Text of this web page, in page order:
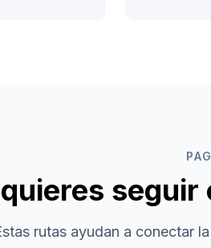
rutas ayudan a conectar